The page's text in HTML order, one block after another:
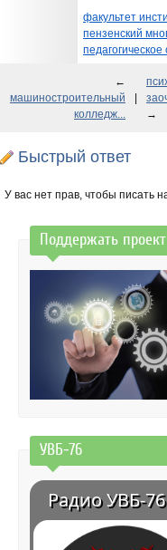
факультет
пензенский
←
машиностроительный
колледж...
→
Быстрый ответ
У вас нет прав, чтобы писать
Поддержать проект
УВБ-76
Радио УВБ-76